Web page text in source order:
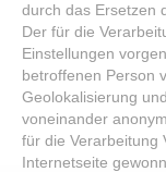
durch das Ersetzen
Der für die
Einstellungen
betroffenen Person
Geolokalisierung
voneinander
für die Verarbeitung
Internetseite